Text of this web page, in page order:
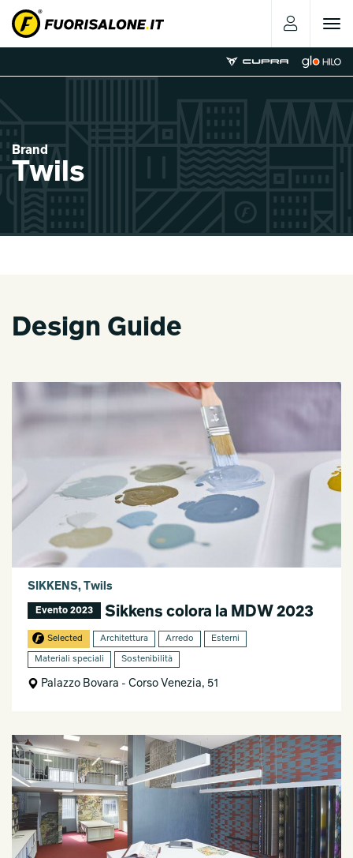
Toggle
Brand
Twils
Design Guide
SIKKENS, Twils
Evento 2023 Sikkens colora la MDW 2023
Selected Architettura Arredo Esterni
Materiali speciali Sostenibilità
Palazzo Bovara - Corso Venezia, 51